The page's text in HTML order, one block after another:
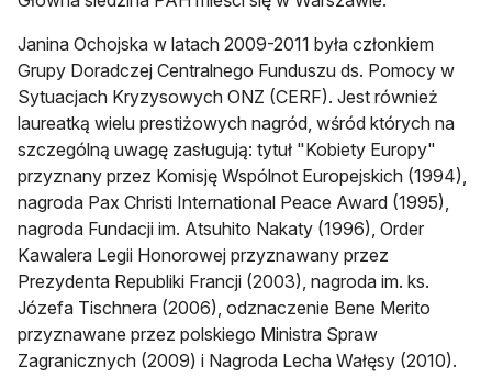
Janina Ochojska w latach 2009-2011 była członkiem
Grupy Doradczej Centralnego Funduszu ds. Pomocy w
Sytuacjach Kryzysowych ONZ (CERF). Jest również
laureatką wielu prestiżowych nagród, wśród których na
szczególną uwagę zasługują: tytuł "Kobiety Europy"
przyznany przez Komisję Wspólnot Europejskich (1994),
nagroda Pax Christi International Peace Award (1995),
nagroda Fundacji im. Atsuhito Nakaty (1996), Order
Kawalera Legii Honorowej przyznawany przez
Prezydenta Republiki Francji (2003), nagroda im. ks.
Józefa Tischnera (2006), odznaczenie Bene Merito
przyznawane przez polskiego Ministra Spraw
Zagranicznych (2009) i Nagroda Lecha Wałęsy (2010).